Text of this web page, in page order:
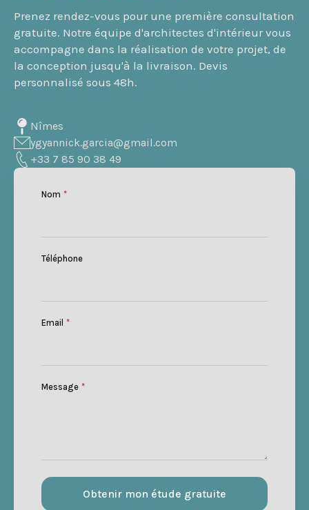
Prenez rendez-vous pour une première consultation
gratuite. Notre équipe d'architectes d'intérieur vous
accompagne dans la réalisation de votre projet, de
la conception jusqu'à la livraison. Devis
personnalisé sous 48h.
Nîmes
ygyannick.garcia@gmail.com
+33 7 85 90 38 49
Nom *
Téléphone
Email *
Message *
Obtenir mon étude gratuite